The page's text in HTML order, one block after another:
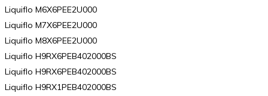
Liquiflo M6X6PEE2U000
Liquiflo M7X6PEE2U000
Liquiflo M8X6PEE2U000
Liquiflo H9RX6PEB402000BS
Liquiflo H9RX6PEB402000BS
Liquiflo H9RX1PEB402000BS